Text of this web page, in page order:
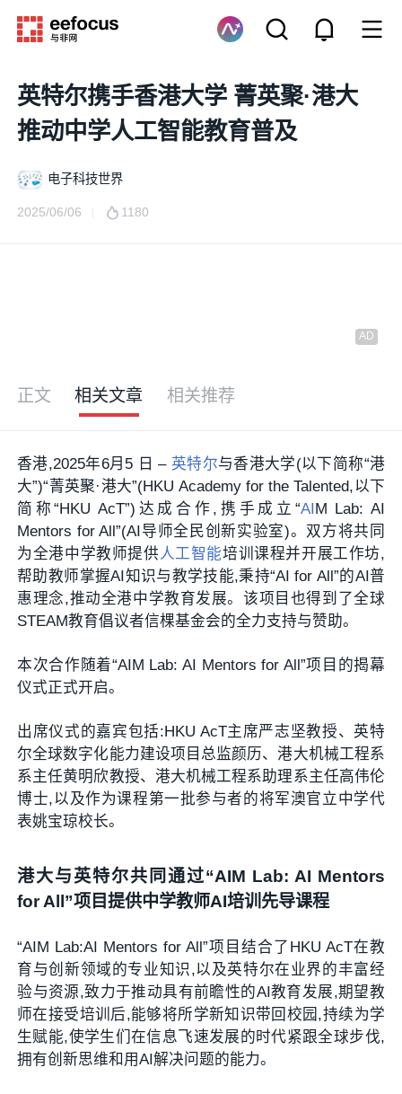
英特尔携手香港大学 菁英聚·港大
推动中学人工智能教育普及
电子科技世界
2025/06/06 1180
正文 相关文章 相关推荐
香港,2025年6月5 日 – 英特尔与香港大学(以下简称“港
大”)“菁英聚·港大”(HKU Academy for the Talented,以下
简称“HKU AcT”)达成合作,携手成立“AIM Lab: AI
Mentors for All”(AI导师全民创新实验室)。双方将共同
为全港中学教师提供 人工智能培训课程并开展工作坊,
帮助教师掌握AI知识与教学技能,秉持“AI for All”的AI普
惠理念,推动全港中学教育发展。该项目也得到了全球
STEAM教育倡议者信棵基金会的全力支持与赞助。
本次合作随着“AIM Lab: AI Mentors for All”项目的揭幕
仪式正式开启。
出席仪式的嘉宾包括:HKU AcT主席严志坚教授、英特
尔全球数字化能力建设项目总监颜历、港大机械工程系
系主任黄明欣教授、港大机械工程系助理系主任高伟伦
博士,以及作为课程第一批参与者的将军澳官立中学代
表姚宝琼校长。
港大与英特尔共同通过“AIM Lab: AI Mentors
for All ”项目提供中学教师AI培训先导课程
“AIM Lab:AI Mentors for All”项目结合了HKU AcT在教
育与创新领域的专业知识,以及英特尔在业界的丰富经
验与资源,致力于推动具有前瞻性的AI教育发展,期望教
师在接受培训后,能够将所学新知识带回校园,持续为学
生赋能,使学生们在信息飞速发展的时代紧跟全球步伐,
拥有创新思维和用AI解决问题的能力。